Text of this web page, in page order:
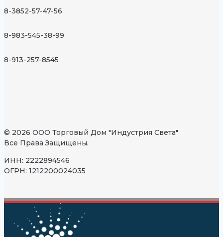
8-3852-57-47-56
8-983-545-38-99
8-913-257-8545
© 2026 ООО Торговый Дом "Индустрия Света"
Все Права Защищены.
ИНН: 2222894546
ОГРН: 1212200024035